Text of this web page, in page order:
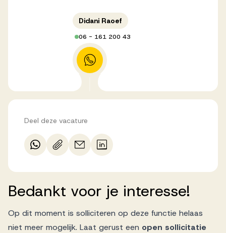
Didani Raoef
06 - 161 200 43
Deel deze vacature
Bedankt voor je interesse!
Op dit moment is solliciteren op deze functie helaas
niet meer mogelijk. Laat gerust een open sollicitatie